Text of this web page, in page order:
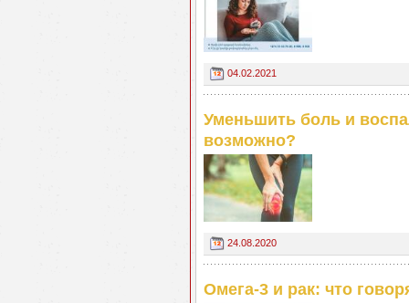
04.02.2021
Уменьшить боль и
возможно?
24.08.2020
Омега-3 и рак: что